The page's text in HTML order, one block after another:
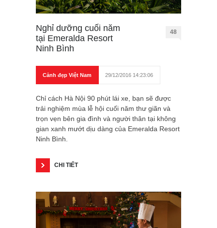
Nghỉ dưỡng cuối năm
tại Emeralda Resort
Ninh Bình
48
Cảnh đẹp Việt Nam 29/12/2016 14:23:06
Chỉ cách Hà Nội 90 phút lái xe, bạn sẽ được
trải nghiệm mùa lễ hội cuối năm thư giãn và
trọn vẹn bên gia đình và người thân tại không
gian xanh mướt dịu dàng của Emeralda Resort
Ninh Bình.
CHI TIẾT